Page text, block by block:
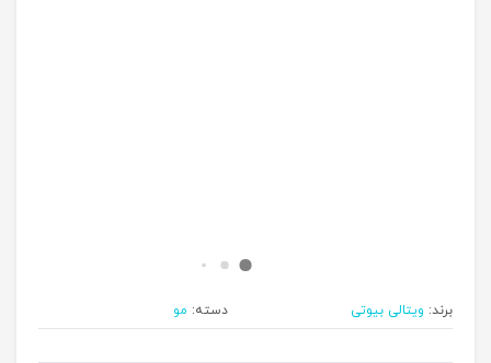
برند: ویتالی بیوتی دسته: مو